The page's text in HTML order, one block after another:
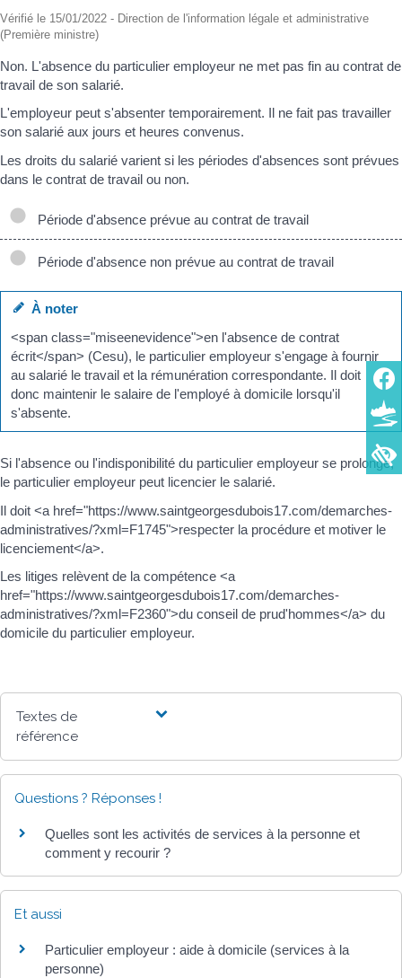
Vérifié le 15/01/2022 - Direction de l'information légale et administrative
(Première ministre)
Non. L'absence du particulier employeur ne met pas fin au contrat de
travail de son salarié.
L'employeur peut s'absenter temporairement. Il ne fait pas travailler
son salarié aux jours et heures convenus.
Les droits du salarié varient si les périodes d'absences sont prévues
dans le contrat de travail ou non.
Période d'absence prévue au contrat de travail
Période d'absence non prévue au contrat de travail
À noter
<span class="miseenevidence">en l'absence de contrat
écrit</span> (Cesu), le particulier employeur s'engage à fournir
au salarié le travail et la rémunération correspondante. Il doit
donc maintenir le salaire de l'employé à domicile lorsqu'il
s'absente.
Si l'absence ou l'indisponibilité du particulier employeur se prolonge,
le particulier employeur peut licencier le salarié.
Il doit <a href="https://www.saintgeorgesdubois17.com/demarches-
administratives/?xml=F1745">respecter la procédure et motiver le
licenciement</a>.
Les litiges relèvent de la compétence <a
href="https://www.saintgeorgesdubois17.com/demarches-
administratives/?xml=F2360">du conseil de prud'hommes</a> du
domicile du particulier employeur.
Textes de
référence
Questions ? Réponses !
Quelles sont les activités de services à la personne et
comment y recourir ?
Et aussi
Particulier employeur : aide à domicile (services à la
personne)